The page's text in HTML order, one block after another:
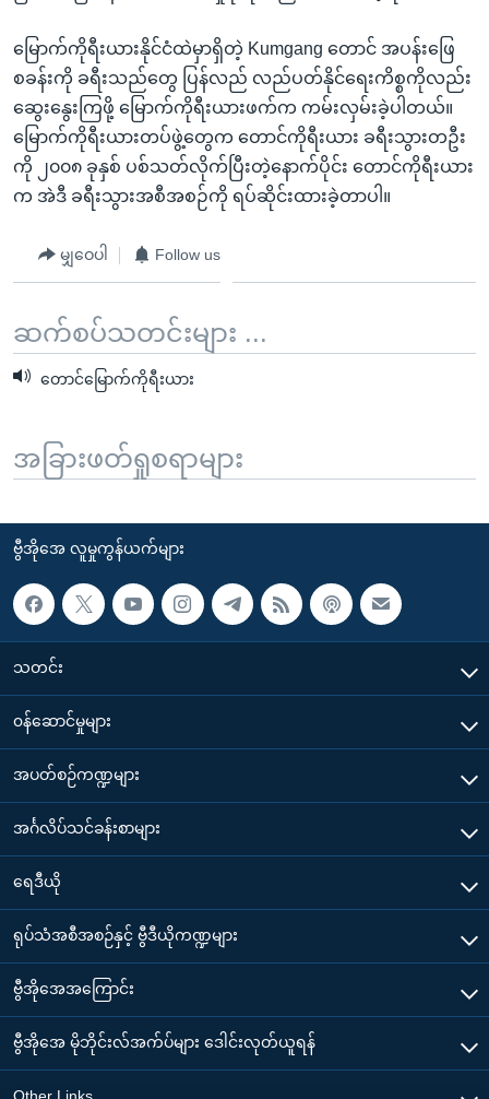
မြောက်ကိုရီးယားနိုင်ငံထဲမှာရှိတဲ့ Kumgang တောင် အပန်းဖြေ
စခန်းကို ခရီးသည်တွေ ပြန်လည် လည်ပတ်နိုင်ရေးကိစ္စကိုလည်း
ဆွေးနွေးကြဖို့ မြောက်ကိုရီးယားဖက်က ကမ်းလှမ်းခဲ့ပါတယ်။
မြောက်ကိုရီးယားတပ်ဖွဲ့တွေက တောင်ကိုရီးယား ခရီးသွားတဦး
ကို ၂၀၀၈ ခုနှစ် ပစ်သတ်လိုက်ပြီးတဲ့နောက်ပိုင်း တောင်ကိုရီးယား
က အဲဒီ ခရီးသွားအစီအစဉ်ကို ရပ်ဆိုင်းထားခဲ့တာပါ။
မျှဝေပါ Follow us
ဆက်စပ်သတင်းများ ...
တောင်မြောက်ကိုရီးယား
အခြားဖတ်ရှုစရာများ
ဗွီအိုအေ လူမှုကွန်ယက်များ
သတင်း
၀န်ဆောင်မှုများ
အပတ်စဉ်ကဏ္ဍများ
အင်္ဂလိပ်သင်ခန်းစာများ
ရေဒီယို
ရုပ်သံအစီအစဉ်နှင့် ဗွီဒီယိုကဏ္ဍများ
ဗွီအိုအေအကြောင်း
ဗွီအိုအေ မိုဘိုင်းလ်အက်ပ်များ ဒေါင်းလုတ်ယူရန်